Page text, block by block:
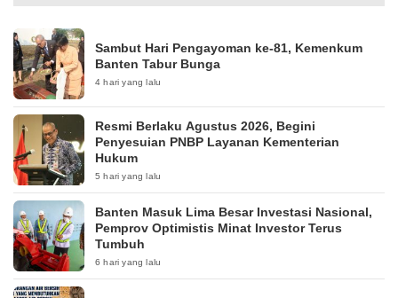
Sambut Hari Pengayoman ke-81, Kemenkum
Banten Tabur Bunga
4 hari yang lalu
Resmi Berlaku Agustus 2026, Begini
Penyesuian PNBP Layanan Kementerian
Hukum
5 hari yang lalu
Banten Masuk Lima Besar Investasi Nasional,
Pemprov Optimistis Minat Investor Terus
Tumbuh
6 hari yang lalu